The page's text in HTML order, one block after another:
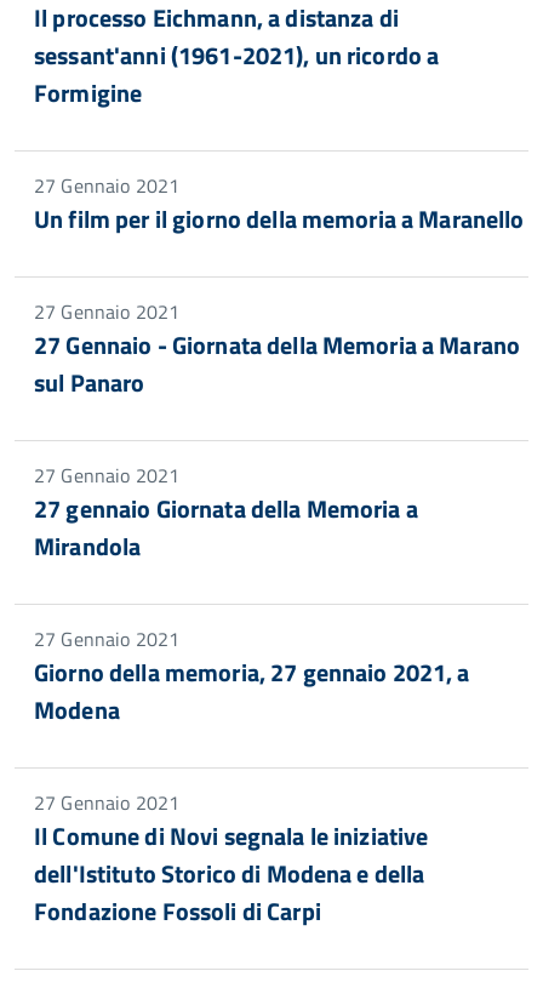
Il processo Eichmann, a distanza di
sessant'anni (1961-2021), un ricordo a
Formigine
27 Gennaio 2021
Un film per il giorno della memoria a Maranello
27 Gennaio 2021
27 Gennaio - Giornata della Memoria a Marano
sul Panaro
27 Gennaio 2021
27 gennaio Giornata della Memoria a
Mirandola
27 Gennaio 2021
Giorno della memoria, 27 gennaio 2021, a
Modena
27 Gennaio 2021
Il Comune di Novi segnala le iniziative
dell'Istituto Storico di Modena e della
Fondazione Fossoli di Carpi